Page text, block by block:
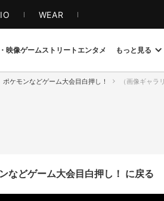
WEAR
映像ゲームストリート エンタメ もっと見る
ケモンなどゲーム大会目白押し！ （画像ギャラ
どゲーム大会目白押し！ に戻る